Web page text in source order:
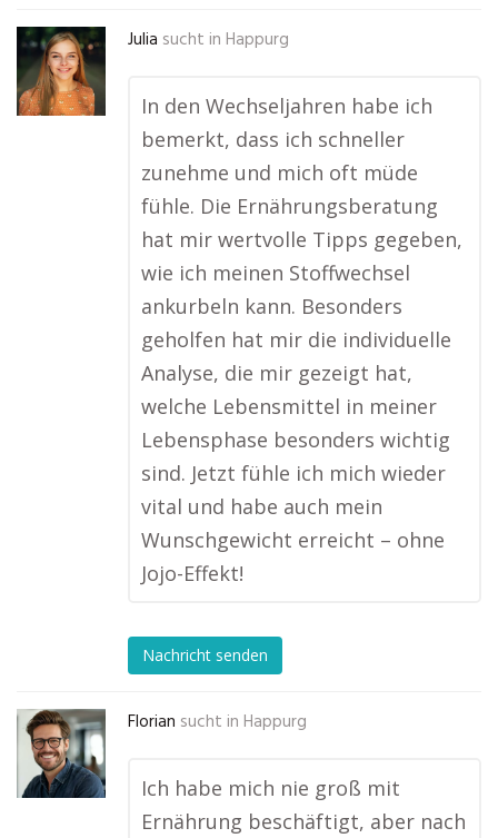
Julia sucht in Happurg
In den Wechseljahren habe ich
bemerkt, dass ich schneller
zunehme und mich oft müde
fühle. Die Ernährungsberatung
hat mir wertvolle Tipps gegeben,
wie ich meinen Stoffwechsel
ankurbeln kann. Besonders
geholfen hat mir die individuelle
Analyse, die mir gezeigt hat,
welche Lebensmittel in meiner
Lebensphase besonders wichtig
sind. Jetzt fühle ich mich wieder
vital und habe auch mein
Wunschgewicht erreicht – ohne
Jojo-Effekt!
Nachricht senden
Florian sucht in Happurg
Ich habe mich nie groß mit
Ernährung beschäftigt, aber nach